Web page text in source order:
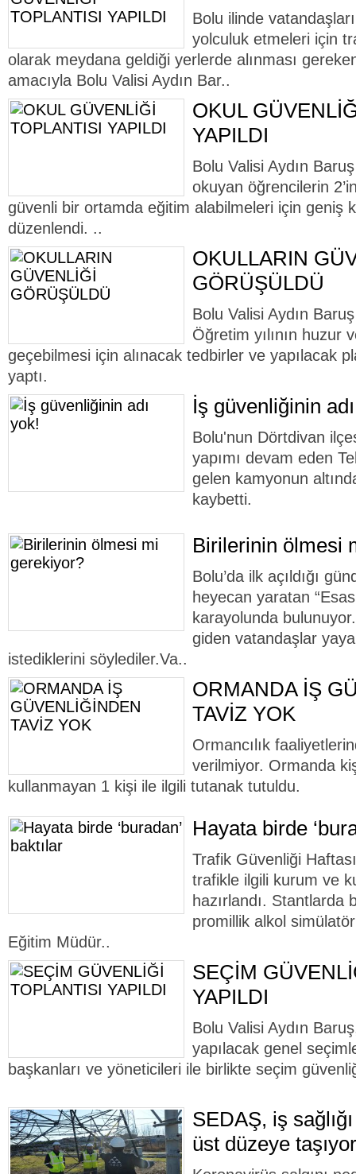
Bolu ilinde
yolculuk etmeleri için
olarak meydana geldiği yerlerde alınması
amacıyla Bolu Valisi Aydın Bar..
OKUL
YAPILDI
Bolu Valisi Aydın
okuyan öğrencilerin
güvenli bir ortamda eğitim alabilmeleri için geniş
düzenlendi. ..
OKULLARIN
GÖRÜŞÜLDÜ
Bolu Valisi Aydın
Öğretim yılının huzur
geçebilmesi için alınacak tedbirler ve yapılacak
yaptı.
İş güvenliğinin
Bolu'nun Dörtdivan
yapımı devam eden
gelen kamyonun
kaybetti.
Birilerinin ölmesi
Bolu’da ilk açıldığı
heyecan yaratan
karayolunda
giden vatandaşlar
istediklerini söylediler.Va..
ORMANDA İŞ
TAVİZ YOK
Ormancılık
verilmiyor. Ormanda
kullanmayan 1 kişi ile ilgili tutanak tutuldu.
Hayata birde
Trafik Güvenliği
trafikle ilgili kurum ve
hazırlandı.
promillik alkol
Eğitim Müdür..
SEÇİM
YAPILDI
Bolu Valisi Aydın
yapılacak genel
başkanları ve yöneticileri ile birlikte seçim
SEDAŞ, iş
üst düzeye taşıyor